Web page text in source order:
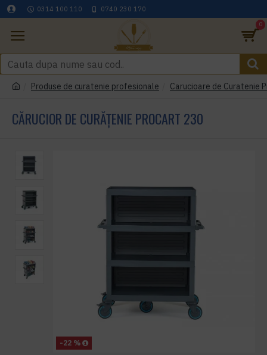
0314 100 110 0740 230 170
0
Produse de curatenie profesionale Carucioare de Curatenie
CĂRUCIOR DE CURĂȚENIE PROCART 230
-22 %